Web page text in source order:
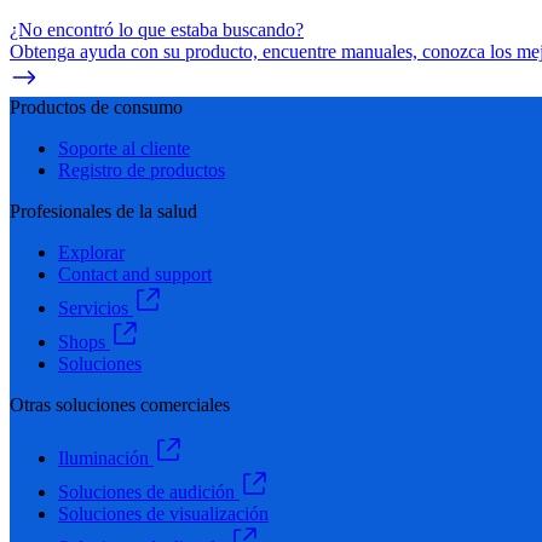
¿No encontró lo que estaba buscando?
Obtenga ayuda con su producto, encuentre manuales, conozca los
Productos de consumo
Soporte al cliente
Registro de productos
Profesionales de la salud
Explorar
Contact and support
Servicios
Shops
Soluciones
Otras soluciones comerciales
Iluminación
Soluciones de audición
Soluciones de visualización